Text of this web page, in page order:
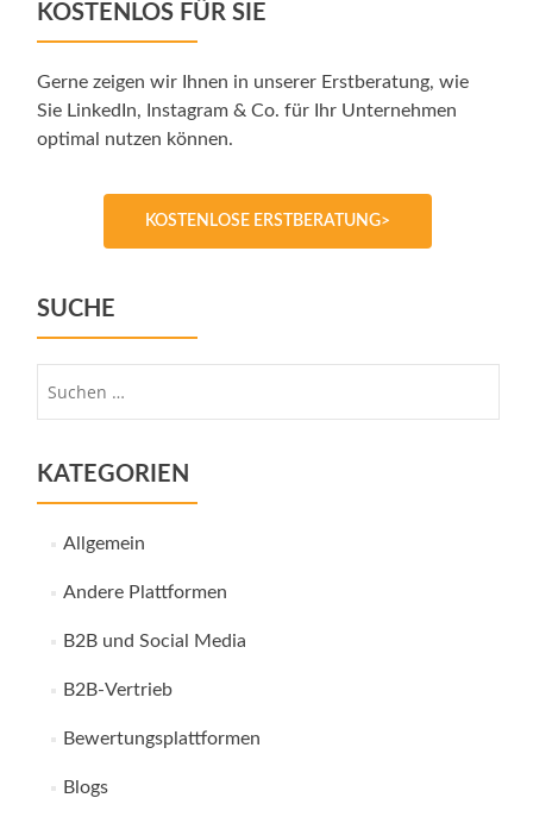
KOSTENLOS FÜR SIE
Gerne zeigen wir Ihnen in unserer Erstberatung, wie
Sie LinkedIn, Instagram & Co. für Ihr Unternehmen
optimal nutzen können.
KOSTENLOSE ERSTBERATUNG>
SUCHE
KATEGORIEN
Allgemein
Andere Plattformen
B2B und Social Media
B2B-Vertrieb
Bewertungsplattformen
Blogs